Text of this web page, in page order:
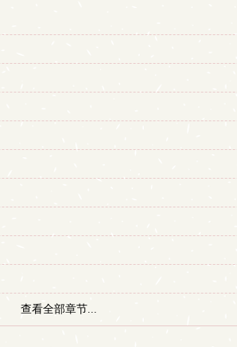
查看全部章节...